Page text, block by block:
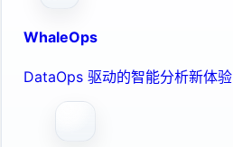
WhaleOps
DataOps 驱动的智能分析新体验